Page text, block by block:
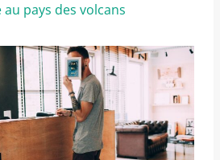
pays des volcans